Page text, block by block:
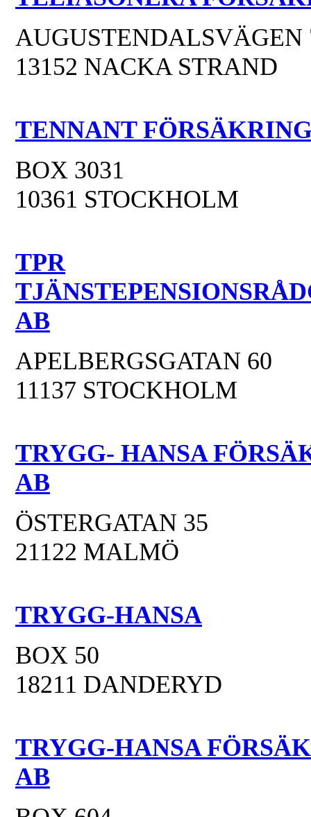
AUGUSTENDALSVÄGEN
13152 NACKA STRAND
TENNANT
BOX 3031
10361 STOCKHOLM
TPR
AB
APELBERGSGATAN 60
11137 STOCKHOLM
TRYGG- HANSA
AB
ÖSTERGATAN 35
21122 MALMÖ
TRYGG-HANSA
BOX 50
18211 DANDERYD
TRYGG-HANSA
AB